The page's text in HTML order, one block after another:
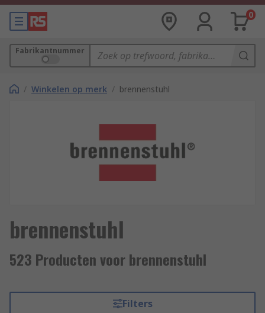
0
Fabrikantnummer
/ Winkelen op merk / brennenstuhl
brennenstuhl
523 Producten voor brennenstuhl
Filters